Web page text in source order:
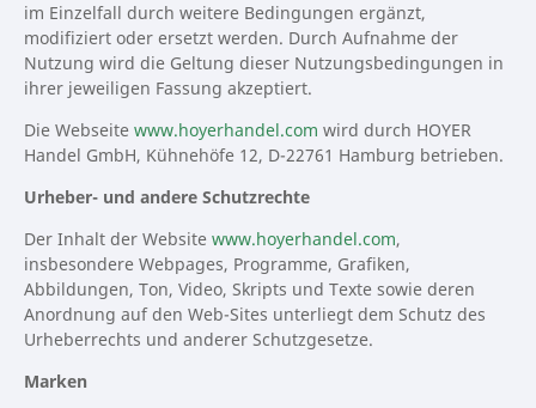
im Einzelfall durch weitere Bedingungen ergänzt,
modifiziert oder ersetzt werden. Durch Aufnahme der
Nutzung wird die Geltung dieser Nutzungsbedingungen in
ihrer jeweiligen Fassung akzeptiert.
Die Webseite www.hoyerhandel.com wird durch HOYER
Handel GmbH, Kühnehöfe 12, D-22761 Hamburg betrieben.
Urheber- und andere Schutzrechte
Der Inhalt der Website www.hoyerhandel.com,
insbesondere Webpages, Programme, Grafiken,
Abbildungen, Ton, Video, Skripts und Texte sowie deren
Anordnung auf den Web-Sites unterliegt dem Schutz des
Urheberrechts und anderer Schutzgesetze.
Marken